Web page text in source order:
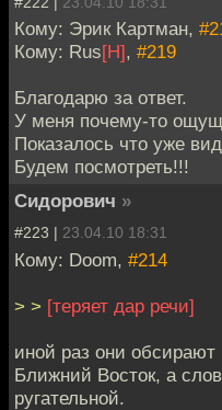
Кому: Эрик Картман,
Кому: Rus[H], #219
Благодарю за ответ.
У меня почему-то
Показалось что уже
Будем посмотреть!!!
Сидорович »
#223 | 23.04.10 18:31
Кому: Doom, #214
> > [теряет дар речи]
иной раз они
Ближний Восток, а
ругательной.